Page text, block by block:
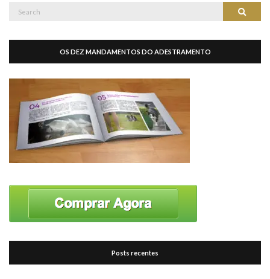
Search
Search
OS DEZ MANDAMENTOS DO ADESTRAMENTO
Posts recentes